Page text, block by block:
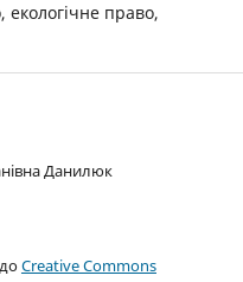
право,
Данилюк
Creative Commons